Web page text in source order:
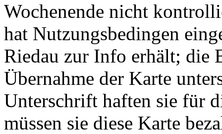
Wochenende nicht
hat Nutzungsbedingen
Riedau zur Info erhält; die
Übernahme der Karte
Unterschrift haften sie für
müssen sie diese Karte